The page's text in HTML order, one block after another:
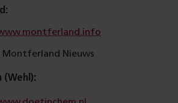
Montferland Nieuws
(Wehl):